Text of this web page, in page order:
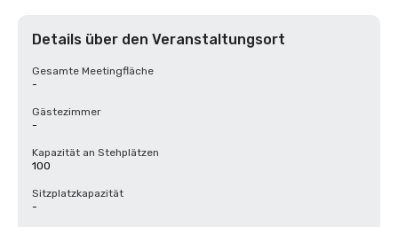
Details über den Veranstaltungsort
Gesamte Meetingfläche
-
Gästezimmer
-
Kapazität an Stehplätzen
100
Sitzplatzkapazität
-